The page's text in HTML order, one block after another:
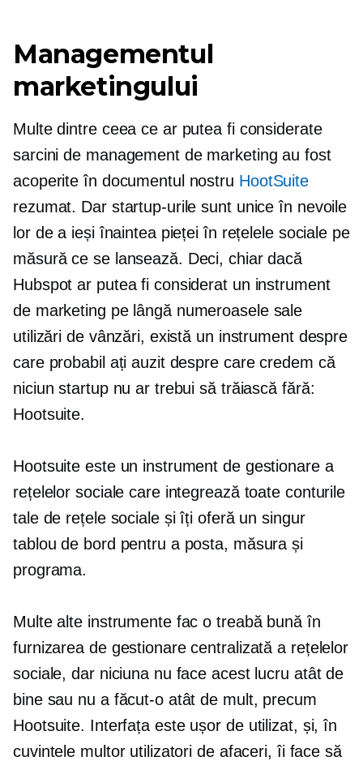
Managementul
marketingului
Multe dintre ceea ce ar putea fi considerate
sarcini de management de marketing au fost
acoperite în documentul nostru HootSuite
rezumat. Dar startup-urile sunt unice în nevoile
lor de a ieși înaintea pieței în rețelele sociale pe
măsură ce se lansează. Deci, chiar dacă
Hubspot ar putea fi considerat un instrument
de marketing pe lângă numeroasele sale
utilizări de vânzări, există un instrument despre
care probabil ați auzit despre care credem că
niciun startup nu ar trebui să trăiască fără:
Hootsuite.
Hootsuite este un instrument de gestionare a
rețelelor sociale care integrează toate conturile
tale de rețele sociale și îți oferă un singur
tablou de bord pentru a posta, măsura și
programa.
Multe alte instrumente fac o treabă bună în
furnizarea de gestionare centralizată a rețelelor
sociale, dar niciuna nu face acest lucru atât de
bine sau nu a făcut-o atât de mult, precum
Hootsuite. Interfața este ușor de utilizat, și, în
cuvintele multor utilizatori de afaceri, îi face să